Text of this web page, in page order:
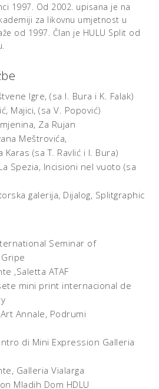
1997. Od 2002. upisana je na
za likovnu umjetnost u
od 1997. Član je HULU Split od
Igre, (sa I. Bura i K. Falak)
Majici, (sa V. Popović)
Za Rujan
Meštrovića,
Karas (sa T. Ravlić i I. Bura)
Spezia, Incisioni nel vuoto (sa
galerija, Dijalog, Splitgraphic
Seminar of
,Saletta ATAF
mini print internacional de
Annale, Podrumi
di Mini Expression Galleria
Galleria Vialarga
Mladih Dom HDLU